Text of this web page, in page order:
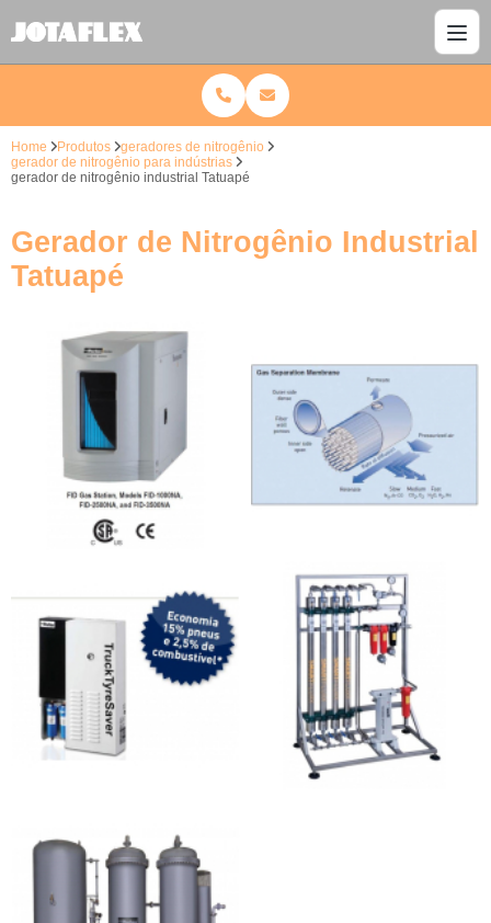
Home Produtos
geradores de nitrogênio
gerador de nitrogênio para indústrias
gerador de nitrogênio industrial Tatuapé
Gerador de Nitrogênio Industrial
Tatuapé